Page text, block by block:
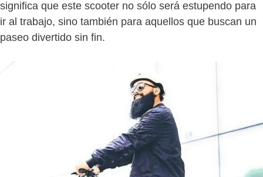
significa que este scooter no sólo será estupendo para
ir al trabajo, sino también para aquellos que buscan un
paseo divertido sin fin.